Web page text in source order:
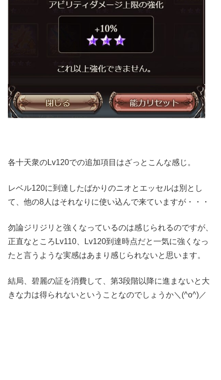
各十天衆のLv120での追加項目はざっとこんな感じ。
レベル120に到達したばかりのニオとエッセルは別とし
て、他の8人はそれなりに使い込んで来ていますが・・・
勿論ジリジリと強くなっているのは感じられるのですが、
正直なところLv110、Lv120到達時点だと一気に強くなっ
たと言うような実感はあまり感じられないと思います。
結局、碧麗の証を消費して、第3段階以降に進まないと大
きな力は得られないということなのでしょうか＼(^o^)／